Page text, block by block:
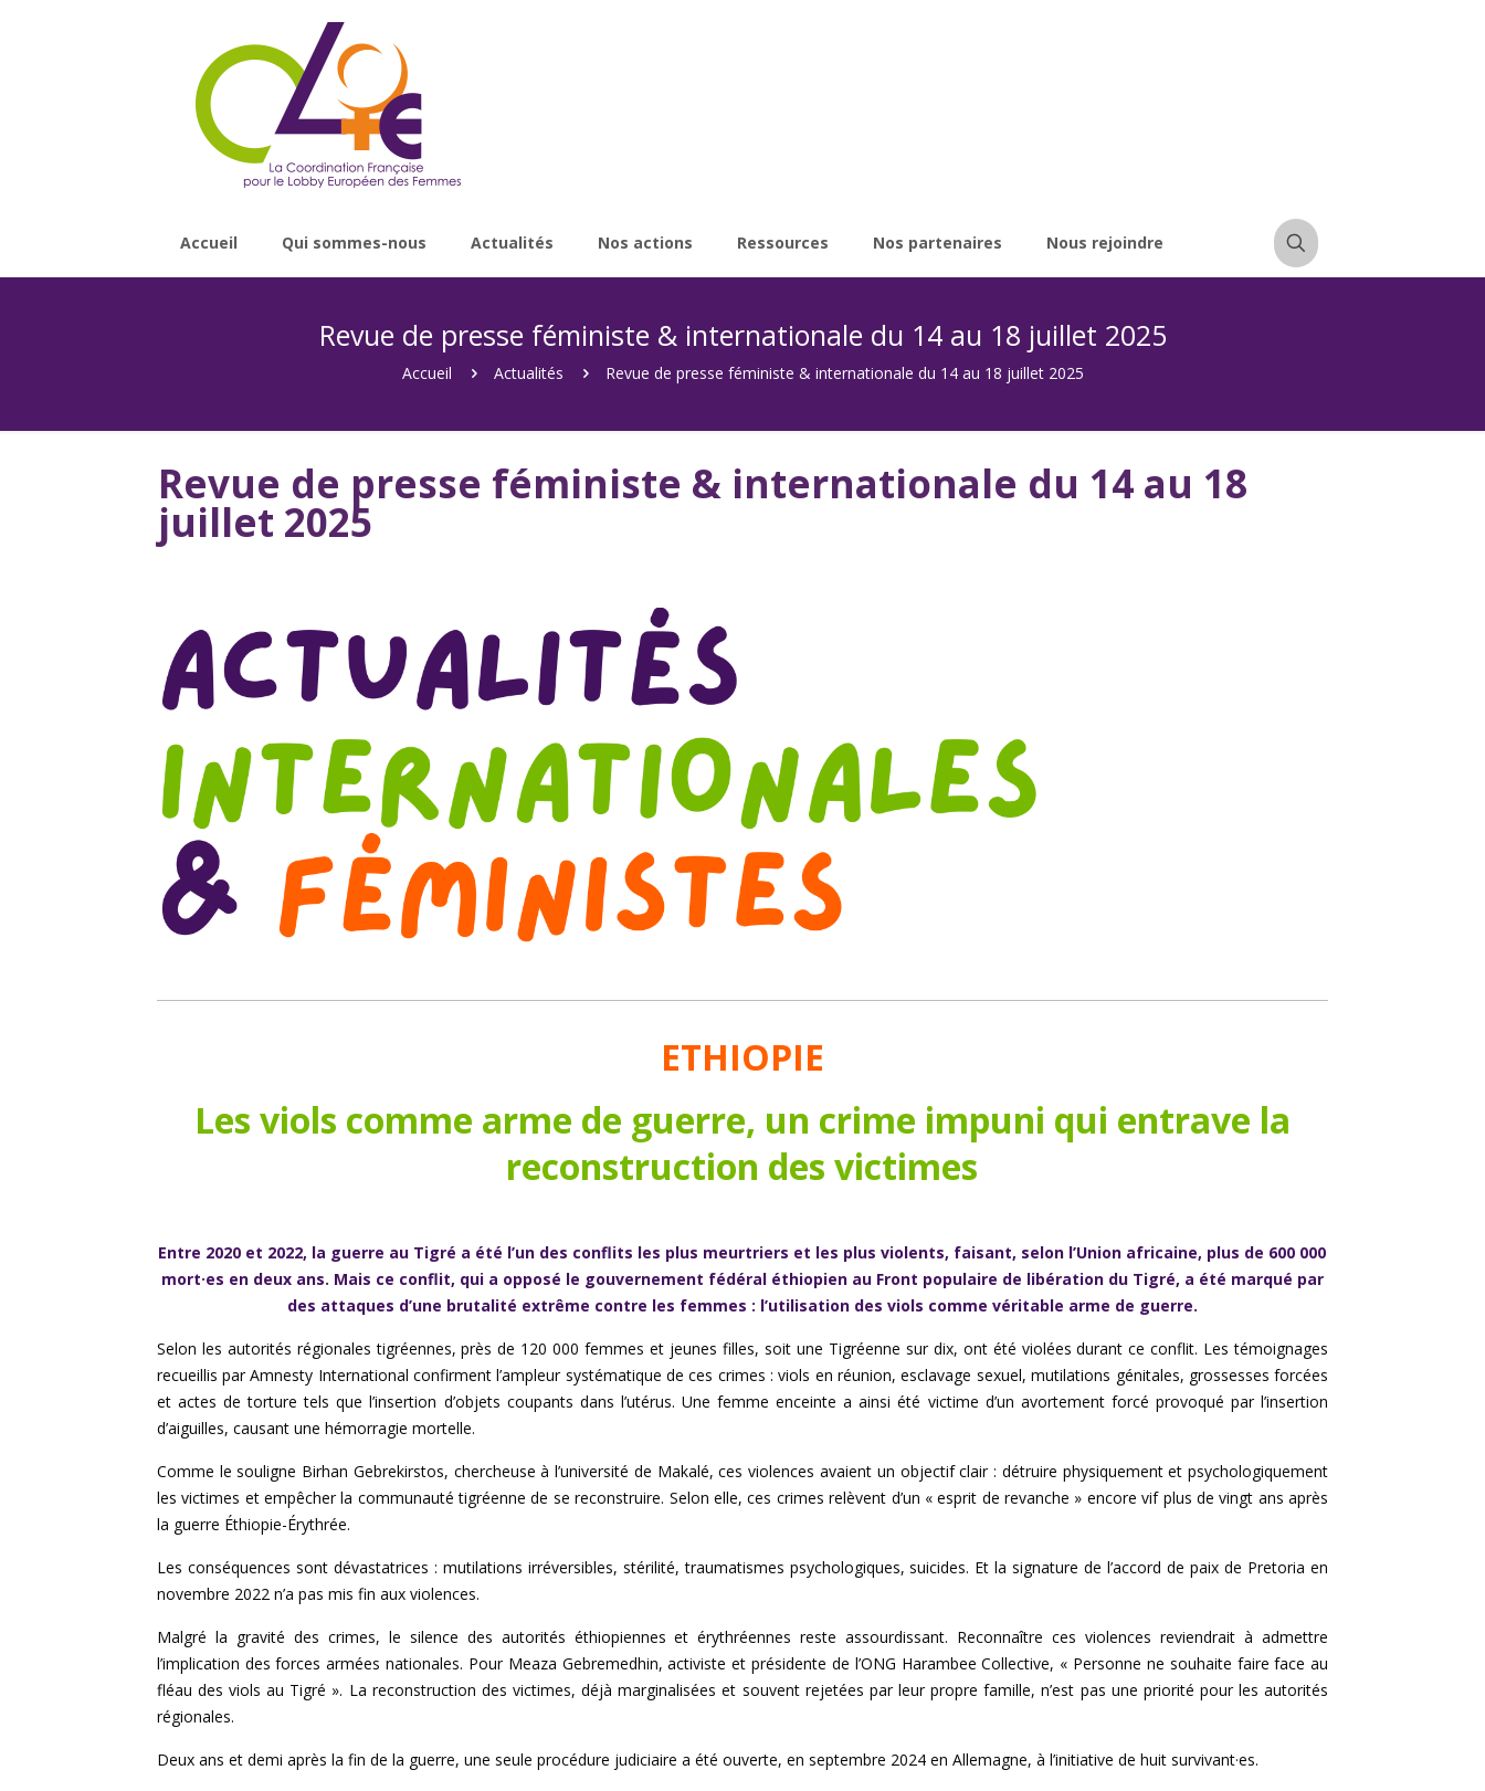
Accueil Qui sommes-nous Actualités Nos actions Ressources Nos partenaires Nous rejoindre
Revue de presse féministe & internationale du 14 au 18 juillet 2025
Accueil Actualités Revue de presse féministe & internationale du 14 au 18 juillet 2025
Revue de presse féministe & internationale du 14 au 18
juillet 2025
ETHIOPIE
Les viols comme arme de guerre, un crime impuni qui entrave la
reconstruction des victimes
Entre 2020 et 2022, la guerre au Tigré a été l’un des conflits les plus meurtriers et les plus violents, faisant, selon l’Union africaine, plus de 600 000
mort·es en deux ans. Mais ce conflit, qui a opposé le gouvernement fédéral éthiopien au Front populaire de libération du Tigré, a été marqué par
des attaques d’une brutalité extrême contre les femmes : l’utilisation des viols comme véritable arme de guerre.
Selon les autorités régionales tigréennes, près de 120 000 femmes et jeunes filles, soit une Tigréenne sur dix, ont été violées durant ce conflit. Les témoignages
recueillis par Amnesty International confirment l’ampleur systématique de ces crimes : viols en réunion, esclavage sexuel, mutilations génitales, grossesses forcées
et actes de torture tels que l’insertion d’objets coupants dans l’utérus. Une femme enceinte a ainsi été victime d’un avortement forcé provoqué par l’insertion
d’aiguilles, causant une hémorragie mortelle.
Comme le souligne Birhan Gebrekirstos, chercheuse à l’université de Makalé, ces violences avaient un objectif clair : détruire physiquement et psychologiquement
les victimes et empêcher la communauté tigréenne de se reconstruire. Selon elle, ces crimes relèvent d’un « esprit de revanche » encore vif plus de vingt ans après
la guerre Éthiopie-Érythrée.
Les conséquences sont dévastatrices : mutilations irréversibles, stérilité, traumatismes psychologiques, suicides. Et la signature de l’accord de paix de Pretoria en
novembre 2022 n’a pas mis fin aux violences.
Malgré la gravité des crimes, le silence des autorités éthiopiennes et érythréennes reste assourdissant. Reconnaître ces violences reviendrait à admettre
l’implication des forces armées nationales. Pour Meaza Gebremedhin, activiste et présidente de l’ONG Harambee Collective, « Personne ne souhaite faire face au
fléau des viols au Tigré ». La reconstruction des victimes, déjà marginalisées et souvent rejetées par leur propre famille, n’est pas une priorité pour les autorités
régionales.
Deux ans et demi après la fin de la guerre, une seule procédure judiciaire a été ouverte, en septembre 2024 en Allemagne, à l’initiative de huit survivant·es.